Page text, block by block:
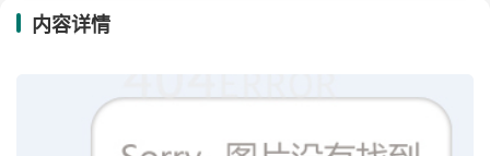
内容详情